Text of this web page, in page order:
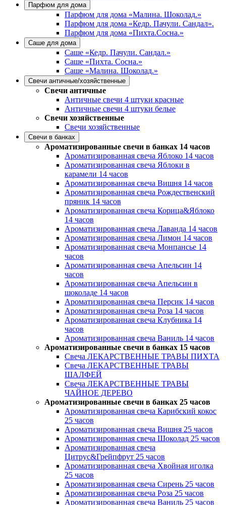
Парфюм для дома
Парфюм для дома «Малина. Шоколад.»
Парфюм для дома «Кедр. Пачули. Сандал».
Парфюм для дома «Пихта.Сосна.»
Саше для дома
Саше «Кедр. Пачули. Сандал.»
Саше «Пихта. Сосна.»
Саше «Малина. Шоколад.»
Свечи античные/хозяйственные
Свечи античные
Античные свечи 4 штуки красные
Античные свечи 4 штуки белые
Свечи хозяйственные
Свечи хозяйственные
Свечи в банках
Ароматизированные свечи в банках 14 часов
Ароматизированная свеча Яблоко 14 часов
Ароматизированная свеча Яблоки в
карамели 14 часов
Ароматизированная свеча Вишня 14 часов
Ароматизированная свеча Рождественский
пряник 14 часов
Ароматизированная свеча Корица&Яблоко
14 часов
Ароматизированная свеча Лаванда 14 часов
Ароматизированная свеча Лимон 14 часов
Ароматизированная свеча Монпансье 14
часов
Ароматизированная свеча Апельсин 14
часов
Ароматизированная свеча Апельсин в
шоколаде 14 часов
Ароматизированная свеча Персик 14 часов
Ароматизированная свеча Роза 14 часов
Ароматизированная свеча Клубника 14
часов
Ароматизированная свеча Ваниль 14 часов
Ароматизированные свечи в банках 15 часов
Свеча ЛЕКАРСТВЕННЫЕ ТРАВЫ ПИХТА
Свеча ЛЕКАРСТВЕННЫЕ ТРАВЫ
ШАЛФЕЙ
Свеча ЛЕКАРСТВЕННЫЕ ТРАВЫ
ЧАЙНОЕ ДЕРЕВО
Ароматизированные свечи в банках 25 часов
Ароматизированная свеча Карибский кокос
25 часов
Ароматизированная свеча Вишня 25 часов
Ароматизированная свеча Шоколад 25 часов
Ароматизированная свеча
Цитрус&Грейпфрут 25 часов
Ароматизированная свеча Хвойная иголка
25 часов
Ароматизированная свеча Сирень 25 часов
Ароматизированная свеча Роза 25 часов
Ароматизированная свеча Ваниль 25 часов